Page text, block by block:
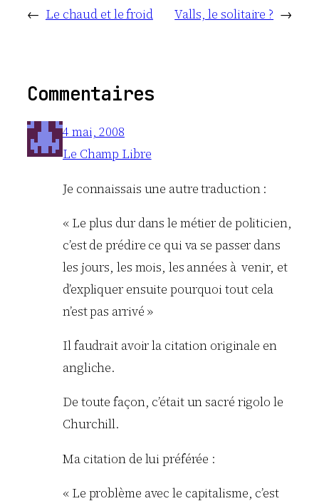
← Le chaud et le froid Valls, le solitaire ? →
Commentaires
4 mai, 2008
Le Champ Libre
Je connaissais une autre traduction :
« Le plus dur dans le métier de politicien,
c’est de prédire ce qui va se passer dans
les jours, les mois, les années à venir, et
d’expliquer ensuite pourquoi tout cela
n’est pas arrivé »
Il faudrait avoir la citation originale en
angliche.
De toute façon, c’était un sacré rigolo le
Churchill.
Ma citation de lui préférée :
« Le problème avec le capitalisme, c’est